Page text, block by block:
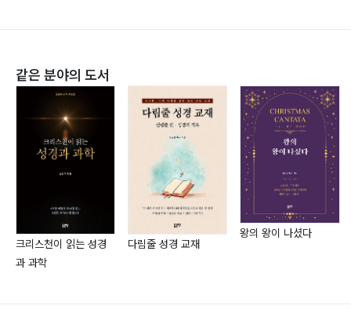
제36과 탐심하지 말라 (신5:5-21) 165
제37과 탐심에서 승리하자 (요일5:4) 169
제38과 계명을 완전히 지킬 수 없는 인간 (요1:17) 172
제39과 최후의 심판을 대비하라 (계20:15) 176
제40과 복을 주시는 하나님 (민6:22-27) 180
제41과 성경적 축복의 개념 (시33:12-22) 184
제42과 성경적 축복의 기원 (엡1:3-14) 188
제43과 축복의 위력 (벧전3:8-12) 192
제44과 복에 복을 더하는 축복 (대상4:9-10) 195
(현) 기독시니어 봉사단 단장
(현) 다음세대 교육선 교회 대표회장
은퇴 후 저서
<내가 인도하는 추모예배>
<가정이 살아야 교회가 산다>
<노인 목회를 이렇게 하라>
<일터 교회의 지침서>
같은 분야의 도서
크리스천이 읽는 성경
과 과학
다림줄 성경 교재
왕의 왕이 나셨다